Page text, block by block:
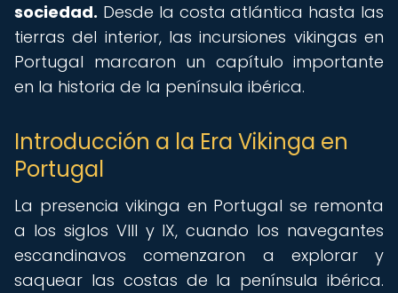
sociedad. Desde la costa atlántica hasta las
tierras del interior, las incursiones vikingas en
Portugal marcaron un capítulo importante
en la historia de la península ibérica.
Introducción a la Era Vikinga en
Portugal
La presencia vikinga en Portugal se remonta
a los siglos VIII y IX, cuando los navegantes
escandinavos comenzaron a explorar y
saquear las costas de la península ibérica.